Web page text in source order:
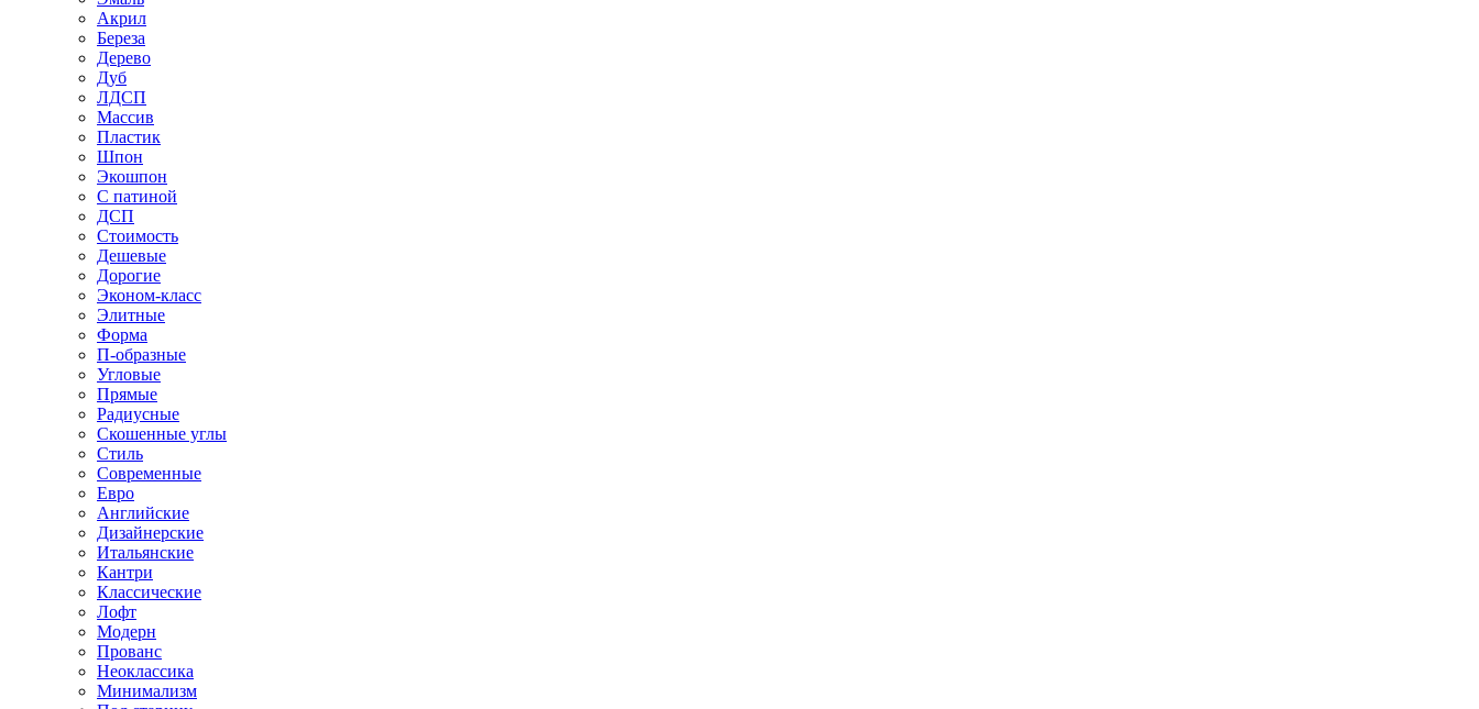
Акрил
Береза
Дерево
Дуб
ЛДСП
Массив
Пластик
Шпон
Экошпон
С патиной
ДСП
Стоимость
Дешевые
Дорогие
Эконом-класс
Элитные
Форма
П-образные
Угловые
Прямые
Радиусные
Скошенные углы
Стиль
Современные
Евро
Английские
Дизайнерские
Итальянские
Кантри
Классические
Лофт
Модерн
Прованс
Неоклассика
Минимализм